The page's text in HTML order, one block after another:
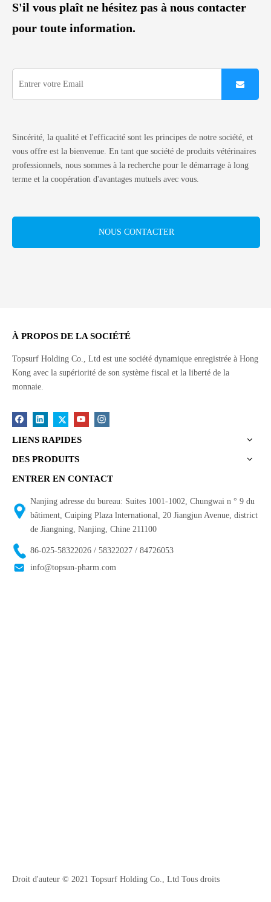
S'il vous plaît ne hésitez pas à nous contacter
pour toute information.
Sincérité, la qualité et l'efficacité sont les principes de notre société, et
vous offre est la bienvenue. En tant que société de produits vétérinaires
professionnels, nous sommes à la recherche pour le démarrage à long
terme et la coopération d'avantages mutuels avec vous.
NOUS CONTACTER
À PROPOS DE LA SOCIÉTÉ
Topsurf Holding Co., Ltd est une société dynamique enregistrée à Hong
Kong avec la supériorité de son système fiscal et la liberté de la
monnaie.
LIENS RAPIDES
DES PRODUITS
ENTRER EN CONTACT
Nanjing adresse du bureau: Suites 1001-1002, Chungwai n ° 9 du
bâtiment, Cuiping Plaza lnternational, 20 Jiangjun Avenue, district
de Jiangning, Nanjing, Chine 211100
86-025-58322026 / 58322027 / 84726053
info@topsun-pharm.com
Droit d'auteur © 2021 Topsurf Holding Co., Ltd Tous droits